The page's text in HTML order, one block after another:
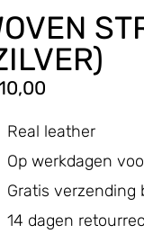
Real leather
Op werkdagen
Gratis
14 dagen